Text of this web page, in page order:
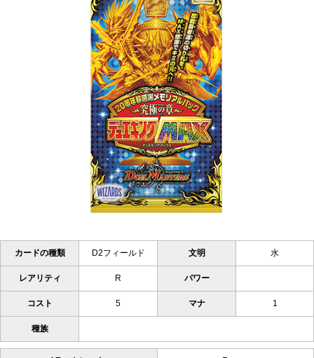
カードの種類 D2フィールド 文明 水
レアリティ R パワー
コスト 5 マナ 1
種族